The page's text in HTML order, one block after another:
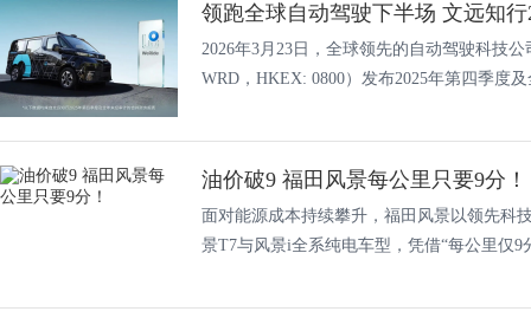
领跑全球自动驾驶下半场 文远知
2026年3月23日，全球领先的自动驾驶科技
WRD，HKEX: 0800）发布2025年第四季度
油价破9 福田风景每公里只要9分！
面对能源成本持续攀升，福田风景以领先科
景T7与风景i全系纯电车型，凭借“每公里仅9